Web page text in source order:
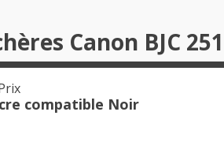
Canon BJC 251
compatible Noir